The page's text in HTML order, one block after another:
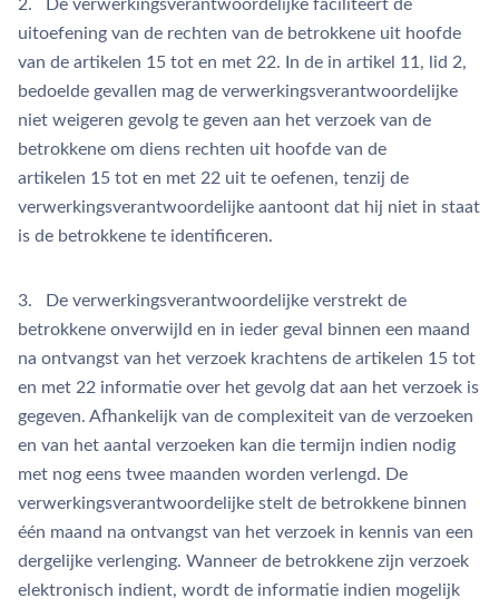
2. De verwerkingsverantwoordelijke faciliteert de
uitoefening van de rechten van de betrokkene uit hoofde
van de artikelen 15 tot en met 22. In de in artikel 11, lid 2,
bedoelde gevallen mag de verwerkingsverantwoordelijke
niet weigeren gevolg te geven aan het verzoek van de
betrokkene om diens rechten uit hoofde van de
artikelen 15 tot en met 22 uit te oefenen, tenzij de
verwerkingsverantwoordelijke aantoont dat hij niet in staat
is de betrokkene te identificeren.
3. De verwerkingsverantwoordelijke verstrekt de
betrokkene onverwijld en in ieder geval binnen een maand
na ontvangst van het verzoek krachtens de artikelen 15 tot
en met 22 informatie over het gevolg dat aan het verzoek is
gegeven. Afhankelijk van de complexiteit van de verzoeken
en van het aantal verzoeken kan die termijn indien nodig
met nog eens twee maanden worden verlengd. De
verwerkingsverantwoordelijke stelt de betrokkene binnen
één maand na ontvangst van het verzoek in kennis van een
dergelijke verlenging. Wanneer de betrokkene zijn verzoek
elektronisch indient, wordt de informatie indien mogelijk